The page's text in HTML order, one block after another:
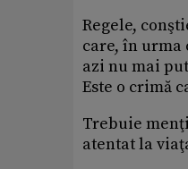
Regele,
care, în
azi nu mai
Este o crimă
Trebuie
atentat la